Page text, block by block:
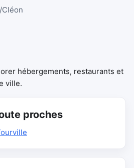
/Cléon
hébergements, restaurants et
ville.
proches